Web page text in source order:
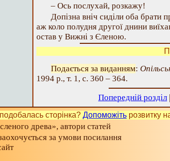
– Ось послухай, розкажу!
Допізна вніч сиділи оба брати
аж коло полудня другої днини
остав у Вижні з Єленою.
Подається за виданням:
1994 р., т. 1, с. 360 – 364.
Попередній розділ |
сторінка? Допоможіть розвитку
древа», автори статей
за умови посилання